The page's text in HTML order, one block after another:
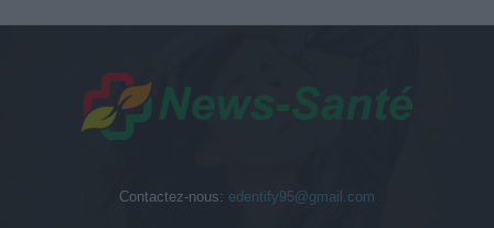
Contactez-nous: edentify95@gmail.com